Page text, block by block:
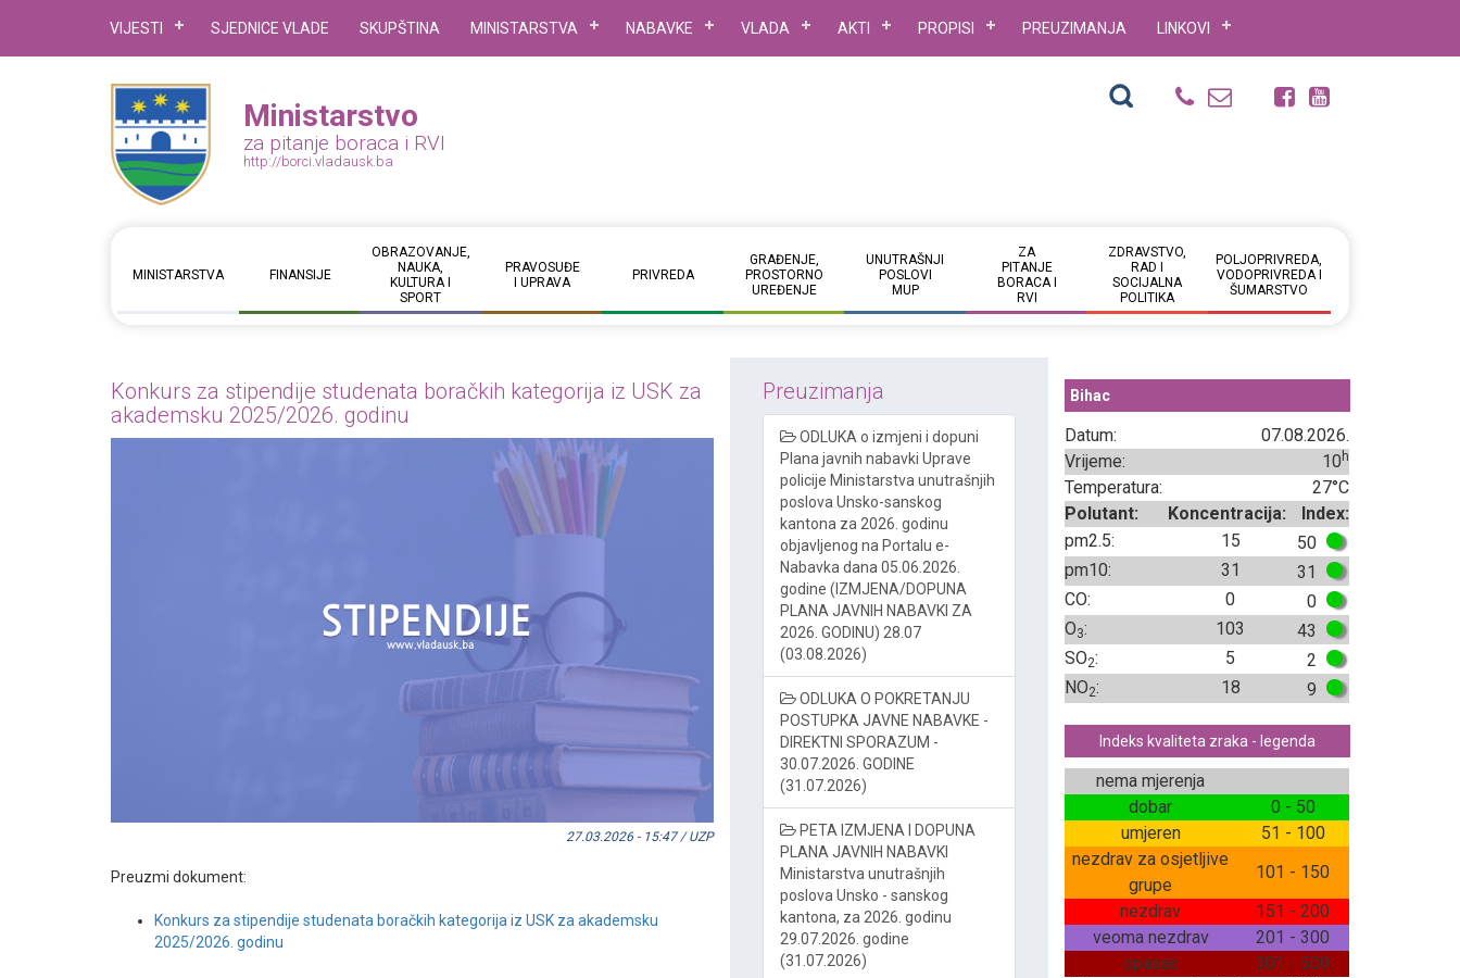
VIJESTI SJEDNICE VLADE SKUPŠTINA MINISTARSTVA NABAVKE VLADA AKTI PROPISI PREUZIMANJA LINKOVI
Ministarstvo
za pitanje boraca i RVI
http://borci.vladausk.ba
MINISTARSTVA FINANSIJE
OBRAZOVANJE,
NAUKA,
KULTURA I
SPORT
PRAVOSUĐE
I UPRAVA
PRIVREDA
GRAĐENJE,
PROSTORNO
UREĐENJE
UNUTRAŠNJI
POSLOVI
MUP
ZA
PITANJE
BORACA I
RVI
ZDRAVSTVO,
RAD I
SOCIJALNA
POLITIKA
POLJOPRIVREDA,
VODOPRIVREDA I
ŠUMARSTVO
Konkurs za stipendije studenata boračkih kategorija iz USK za
akademsku 2025/2026. godinu
27.03.2026 - 15:47 / UZP
Preuzmi dokument:
Konkurs za stipendije studenata boračkih kategorija iz USK za akademsku
2025/2026. godinu
Preuzimanja
ODLUKA o izmjeni i dopuni
Plana javnih nabavki Uprave
policije Ministarstva unutrašnjih
poslova Unsko-sanskog
kantona za 2026. godinu
objavljenog na Portalu e-
Nabavka dana 05.06.2026.
godine (IZMJENA/DOPUNA
PLANA JAVNIH NABAVKI ZA
2026. GODINU) 28.07
(03.08.2026)
ODLUKA O POKRETANJU
POSTUPKA JAVNE NABAVKE -
DIREKTNI SPORAZUM -
30.07.2026. GODINE
(31.07.2026)
PETA IZMJENA I DOPUNA
PLANA JAVNIH NABAVKI
Ministarstva unutrašnjih
poslova Unsko - sanskog
kantona, za 2026. godinu
29.07.2026. godine
(31.07.2026)
Bihac
Datum:
07.08.2026.
Vrijeme:
10 h
Temperatura:
27°C
Polutant:
Koncentracija:
Index:
pm2.5:
15
50
pm10:
31
31
CO:
0
0
O3: 103
43
SO2: 5
2
NO2: 18 9
Indeks kvaliteta zraka - legenda
nema mjerenja
dobar
0 - 50
umjeren
51 - 100
nezdrav za osjetljive
grupe
101 - 150
nezdrav
151 - 200
veoma nezdrav
201 - 300
opasan
301 - 500